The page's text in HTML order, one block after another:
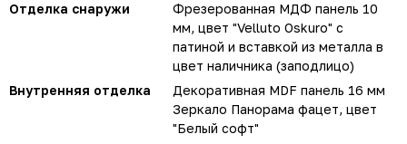
Отделка снаружи
Фрезерованная МДФ панель 10
мм, цвет "Velluto Oskuro" с
патиной и вставкой из металла в
цвет наличника (заподлицо)
Внутренняя отделка
Декоративная MDF панель 16 мм
Зеркало Панорама фацет, цвет
"Белый софт"